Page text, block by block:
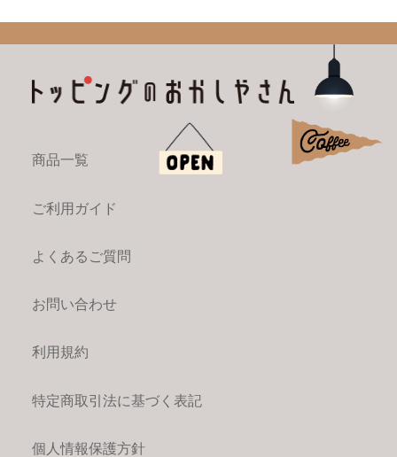
スクエアクッキー
アイシング ビスケット バタークッキー
チョコマシュマロ
Guide
list_alt
ご注文方法
imagesmode
商品一覧
ご利用ガイド
よくあるご質問
お問い合わせ
利用規約
特定商取引法に基づく表記
個人情報保護方針